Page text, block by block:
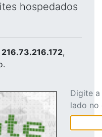
hospedados
216.73.216.172,
Digite
lado no